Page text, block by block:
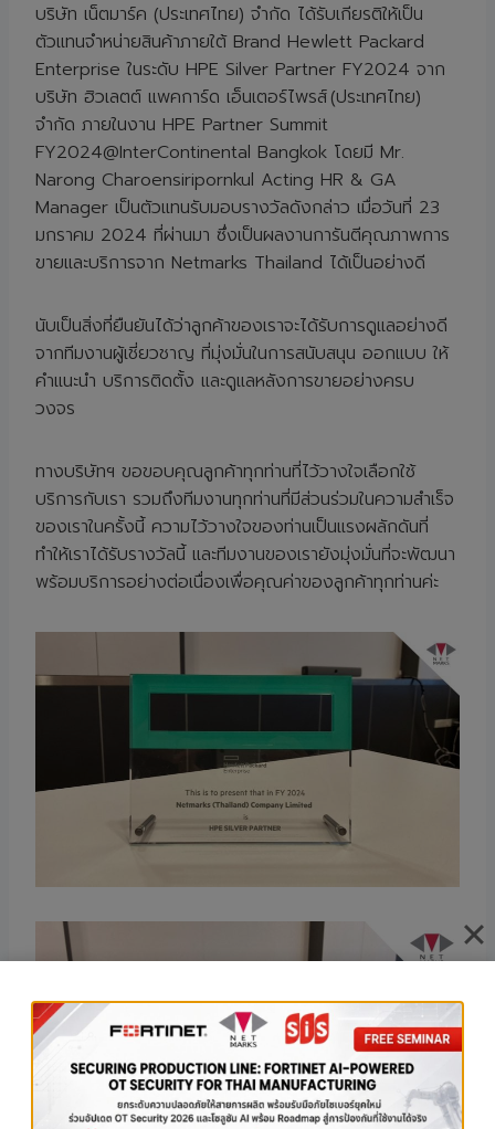
บริษัท เน็ตมาร์ค (ประเทศไทย) จำกัด ได้รับเกียรติให้เป็น
ตัวแทนจำหน่ายสินค้าภายใต้ Brand Hewlett Packard
Enterprise ในระดับ HPE Silver Partner FY2024 จาก
บริษัท ฮิวเลตต์ แพคการ์ด เอ็นเตอร์ไพรส์ (ประเทศไทย)
จำกัด ภายในงาน HPE Partner Summit
FY2024@InterContinental Bangkok โดยมี Mr.
Narong Charoensiripornkul Acting HR & GA
Manager เป็นตัวแทนรับมอบรางวัลดังกล่าว เมื่อวันที่ 23
มกราคม 2024 ที่ผ่านมา ซึ่งเป็นผลงานการันตีคุณภาพการ
ขายและบริการจาก Netmarks Thailand ได้เป็นอย่างดี
นับเป็นสิ่งที่ยืนยันได้ว่าลูกค้าของเราจะได้รับการดูแลอย่างดี
จากทีมงานผู้เชี่ยวชาญ ที่มุ่งมั่นในการสนับสนุน ออกแบบ ให้
คำแนะนำ บริการติดตั้ง และดูแลหลังการขายอย่างครบ
วงจร
ทางบริษัทฯ ขอขอบคุณลูกค้าทุกท่านที่ไว้วางใจเลือกใช้
บริการกับเรา รวมถึงทีมงานทุกท่านที่มีส่วนร่วมในความสำเร็จ
ของเราในครั้งนี้ ความไว้วางใจของท่านเป็นแรงผลักดันที่
ทำให้เราได้รับรางวัลนี้ และทีมงานของเรายังมุ่งมั่นที่จะพัฒนา
พร้อมบริการอย่างต่อเนื่องเพื่อคุณค่าของลูกค้าทุกท่านค่ะ